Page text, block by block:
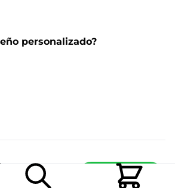
Escribinos
personalizado?
Realizado por Ecwid de